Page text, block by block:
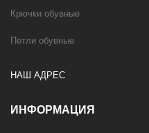
Крючки обувные
Петли обувные
НАШ АДРЕС
ИНФОРМАЦИЯ